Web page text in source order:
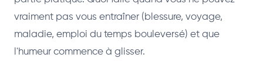
vraiment pas vous entraîner (blessure, voyage,
maladie, emploi du temps bouleversé) et que
l'humeur commence à glisser.